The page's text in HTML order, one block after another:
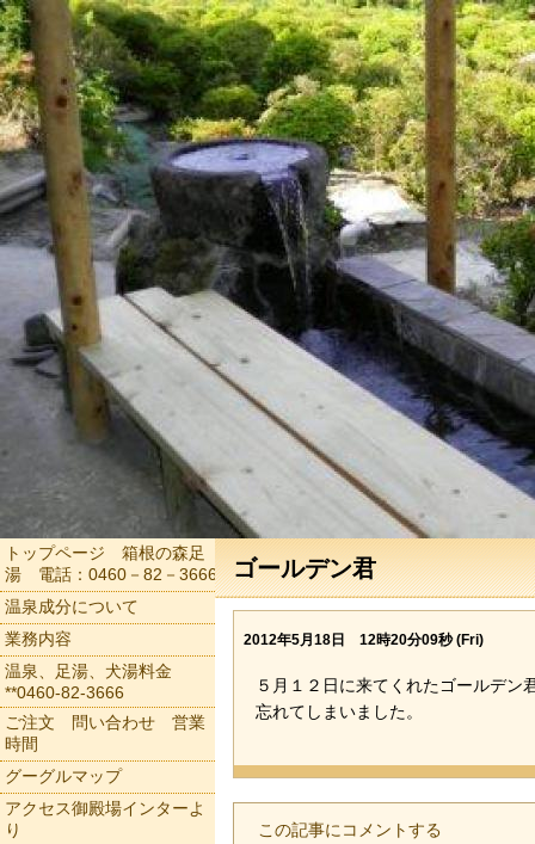
ゴールデン君
2012年5月18日 12時20分09秒 (Fri)
５月１２日に来てくれたゴールデン
忘れてしまいました。
この記事にコメントする
トップページ 箱根の森足
湯 電話：0460－82－3666
温泉成分について
業務内容
温泉、足湯、犬湯料金
**0460-82-3666
ご注文 問い合わせ 営業
時間
グーグルマップ
アクセス御殿場インターよ
り